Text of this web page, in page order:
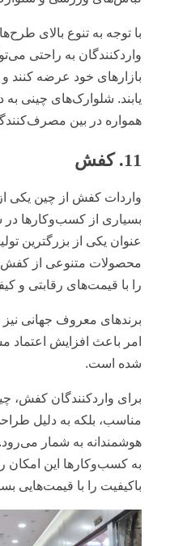
با توجه به تنوع بالای
واردکنندگان به راحتی
بازارهای خود عرضه
یابند. شلوارک‌های چینی
همواره در بین
11. کفش
واردات کفش از چین یکی
بسیاری از کسب‌وکارها
عنوان یکی از بزرگترین
محصولات متنوعی از
را با قیمت‌های رقابتی و
برندهای معروف جهانی نیز
امر باعث افزایش اعتماد
شده است.
برای واردکنندگان کفش،
مناسب، بلکه به دلیل
هوشمندانه به شمار
به کسب‌وکارها این امکان
باکیفیت را با قیمت‌هایی